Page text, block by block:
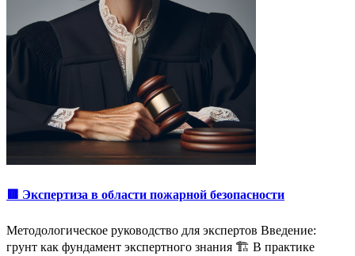
🟥 Экспертиза в области пожарной безопасности
Методологическое руководство для экспертов Введение:
грунт как фундамент экспертного знания 🏗️ В практике